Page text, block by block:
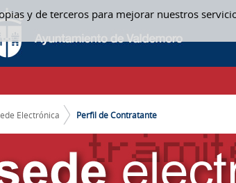
y de terceros para mejorar nuestros
DE CONTRATANTE
DE MIGAS
Electrónica Perfil de Contratante